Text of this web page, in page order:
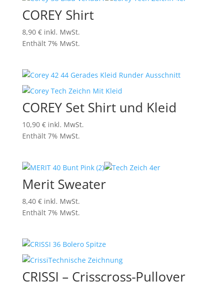
COREY Shirt
8,90 € inkl. MwSt.
Enthält 7% MwSt.
COREY Set Shirt und Kleid
10,90 € inkl. MwSt.
Enthält 7% MwSt.
Merit Sweater
8,40 € inkl. MwSt.
Enthält 7% MwSt.
CRISSI – Crisscross-Pullover